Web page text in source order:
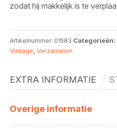
zodat hij makkelijk is te
Artikelnummer: 01583 Categorieën:
Vintage, Verzamelen
EXTRA INFORMATIE
Overige informatie